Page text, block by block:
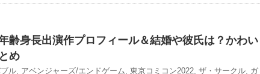
齢身長出演作プロフィール＆結婚や彼氏は？かわい
め
ル, アベンジャーズ/エンドゲーム, 東京コミコン2022, ザ・サークル, ガ